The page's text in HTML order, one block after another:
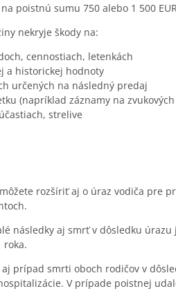
poistnú sumu 750 alebo 1 500
nekryje škody na:
cennostiach, letenkách
a historickej hodnoty
určených na následný predaj
(napríklad záznamy na
strelive
rozšíriť aj o úraz vodiča pre
následky aj smrť v dôsledku úrazu
roka.
prípad smrti oboch rodičov v
V prípade poistnej